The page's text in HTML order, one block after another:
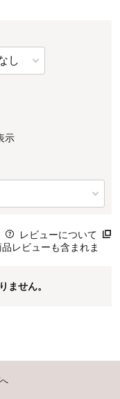
示
レビューについて
レビューも含まれま
ません。